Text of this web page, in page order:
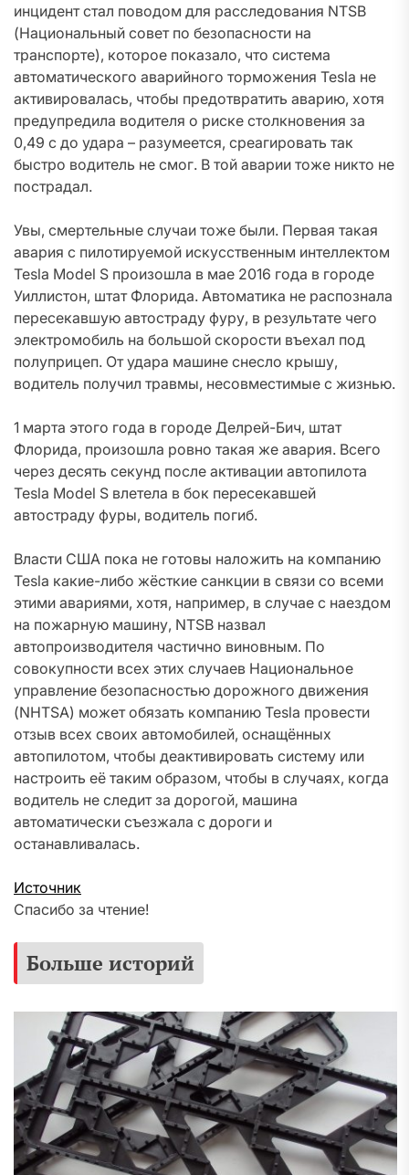
инцидент стал поводом для расследования NTSB
(Национальный совет по безопасности на
транспорте), которое показало, что система
автоматического аварийного торможения Tesla не
активировалась, чтобы предотвратить аварию, хотя
предупредила водителя о риске столкновения за
0,49 с до удара – разумеется, среагировать так
быстро водитель не смог. В той аварии тоже никто не
пострадал.
Увы, смертельные случаи тоже были. Первая такая
авария с пилотируемой искусственным интеллектом
Tesla Model S произошла в мае 2016 года в городе
Уиллистон, штат Флорида. Автоматика не распознала
пересекавшую автостраду фуру, в результате чего
электромобиль на большой скорости въехал под
полуприцеп. От удара машине снесло крышу,
водитель получил травмы, несовместимые с жизнью.
1 марта этого года в городе Делрей-Бич, штат
Флорида, произошла ровно такая же авария. Всего
через десять секунд после активации автопилота
Tesla Model S влетела в бок пересекавшей
автостраду фуры, водитель погиб.
Власти США пока не готовы наложить на компанию
Tesla какие-либо жёсткие санкции в связи со всеми
этими авариями, хотя, например, в случае с наездом
на пожарную машину, NTSB назвал
автопроизводителя частично виновным. По
совокупности всех этих случаев Национальное
управление безопасностью дорожного движения
(NHTSA) может обязать компанию Tesla провести
отзыв всех своих автомобилей, оснащённых
автопилотом, чтобы деактивировать систему или
настроить её таким образом, чтобы в случаях, когда
водитель не следит за дорогой, машина
автоматически съезжала с дороги и
останавливалась.
Источник
Спасибо за чтение!
Больше историй